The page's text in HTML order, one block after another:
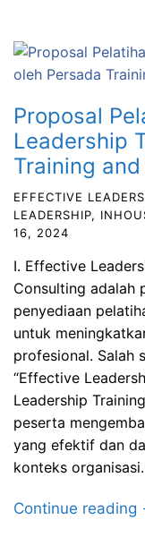
Proposal
Leadership
Training
EFFECTIVE
LEADERSHIP,
16, 2024
I. Effective
Consulting adalah
penyediaan
untuk
profesional. Salah
“Effective
Leadership
peserta
yang efektif dan
konteks
Continue reading